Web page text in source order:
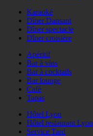
Karaoké
Dîner Dansant
Dîner spectacle
Dîner croisière
Apéritif
Bar à vins
Bar à cocktails
Bar lounge
Café
Tapas
Hôtel Lyon
Hôtel restaurant Lyon
Service Tard